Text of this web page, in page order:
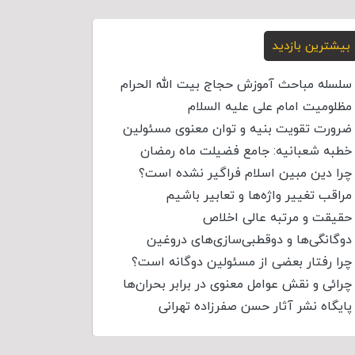
بیشترین بازدید
سلسله مباحث آموزش حجاج بیت الله الحرام
مظلومیت امام علی علیه السلام
ضرورت تقویت بنیه و توان معنوی مسئولین
خطبه شعبانیه: جامع فضیلت ماه رمضان
چرا دین مبین اسلام فراگیر نشده است؟
مراقب تغییر واژه‌ها و تعابیر باشیم
حقیقت و مرتبه عالی اخلاص
دوگانگی‌ها و دوقطبی‌سازی‌های دروغین
چرا رفتار بعضی از مسئولین دوگانه است؟
چرائی و نقش عوامل معنوی در برابر بحران‌ها
پایگاه نشر آثار حسن صفرزاده تهرانی